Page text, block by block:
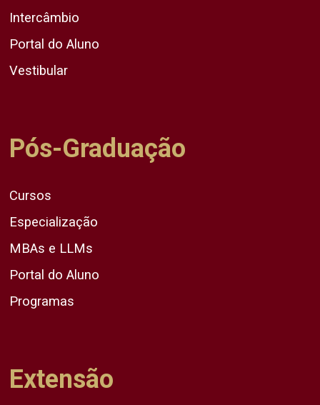
Intercâmbio
Portal do Aluno
Vestibular
Pós-Graduação
Cursos
Especialização
MBAs e LLMs
Portal do Aluno
Programas
Extensão